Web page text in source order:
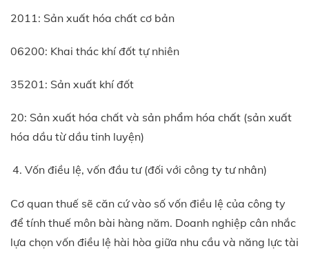
2011: Sản xuất hóa chất cơ bản
06200: Khai thác khí đốt tự nhiên
35201: Sản xuất khí đốt
20: Sản xuất hóa chất và sản phẩm hóa chất (sản xuất
hóa dầu từ dầu tinh luyện)
Vốn điều lệ, vốn đầu tư (đối với công ty tư nhân)
Cơ quan thuế sẽ căn cứ vào số vốn điều lệ của công ty
để tính thuế môn bài hàng năm. Doanh nghiệp cân nhắc
lựa chọn vốn điều lệ hài hòa giữa nhu cầu và năng lực tài